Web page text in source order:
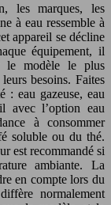
les marques, les
à eau ressemble à
appareil se décline
équipement, il
le modèle le plus
besoins. Faites
: eau gazeuse, eau
avec l’option eau
à consommer
soluble ou du thé.
est recommandé si
ambiante. La
en compte lors du
normalement